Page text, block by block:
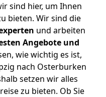
sind hier, um Ihnen
bieten. Wir sind die
und arbeiten
Angebote und
wie wichtig es ist,
nach Osterburken
setzen wir alles
zu bieten. Ob Sie